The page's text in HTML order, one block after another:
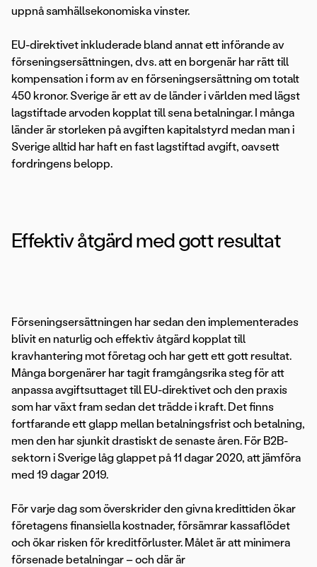
uppnå samhällsekonomiska vinster.
EU-direktivet inkluderade bland annat ett införande av
förseningsersättningen, dvs. att en borgenär har rätt till
kompensation i form av en förseningsersättning om totalt
450 kronor. Sverige är ett av de länder i världen med lägst
lagstiftade arvoden kopplat till sena betalningar. I många
länder är storleken på avgiften kapitalstyrd medan man i
Sverige alltid har haft en fast lagstiftad avgift, oavsett
fordringens belopp.
Effektiv åtgärd med gott resultat
Förseningsersättningen har sedan den implementerades
blivit en naturlig och effektiv åtgärd kopplat till
kravhantering mot företag och har gett ett gott resultat.
Många borgenärer har tagit framgångsrika steg för att
anpassa avgiftsuttaget till EU-direktivet och den praxis
som har växt fram sedan det trädde i kraft. Det finns
fortfarande ett glapp mellan betalningsfrist och betalning,
men den har sjunkit drastiskt de senaste åren. För B2B-
sektorn i Sverige låg glappet på 11 dagar 2020, att jämföra
med 19 dagar 2019.
För varje dag som överskrider den givna kredittiden ökar
företagens finansiella kostnader, försämrar kassaflödet
och ökar risken för kreditförluster. Målet är att minimera
försenade betalningar – och där är